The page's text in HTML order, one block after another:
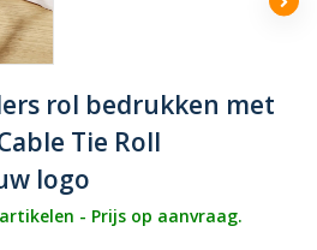
rol bedrukken met
Tie Roll
logo
- Prijs op aanvraag.